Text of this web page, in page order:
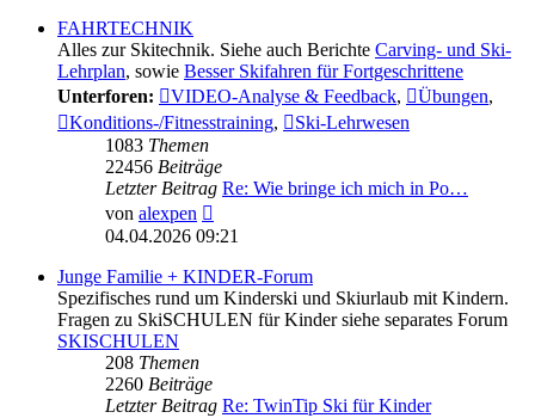
FAHRTECHNIK
Alles zur Skitechnik. Siehe auch Berichte Carving- und Ski-
Lehrplan, sowie Besser Skifahren für Fortgeschrittene
Unterforen:
VIDEO-Analyse & Feedback, Übungen,
Konditions-/Fitnesstraining,
Ski-Lehrwesen
1083 Themen
22456 Beiträge
Letzter Beitrag Re: Wie bringe ich mich in Po…
von alexpen
Beitrag
04.04.2026 09:21
Junge Familie + KINDER-Forum
Spezifisches rund um Kinderski und Skiurlaub mit Kindern.
Fragen zu SkiSCHULEN für Kinder siehe separates Forum
SKISCHULEN
208 Themen
2260 Beiträge
Letzter Beitrag Re: TwinTip Ski für Kinder